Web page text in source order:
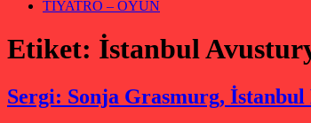
TİYATRO – OYUN
Etiket: İstanbul
Sergi: Sonja Grasmurg, İstanbul